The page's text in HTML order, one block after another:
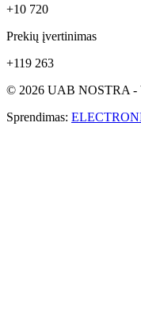
+10 720
Prekių įvertinimas
+119 263
© 2026 UAB NOSTRA -
Sprendimas: